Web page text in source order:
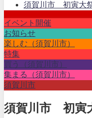
須賀川市 初寅大
イベント開催
お知らせ
楽しむ（須賀川市）
特集
買う（須賀川市）
集まる（須賀川市）
須賀川市
須賀川市 初寅